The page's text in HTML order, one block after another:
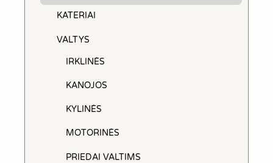
KATERIAI
VALTYS
IRKLINĖS
KANOJOS
KYLINĖS
MOTORINĖS
PRIEDAI VALTIMS